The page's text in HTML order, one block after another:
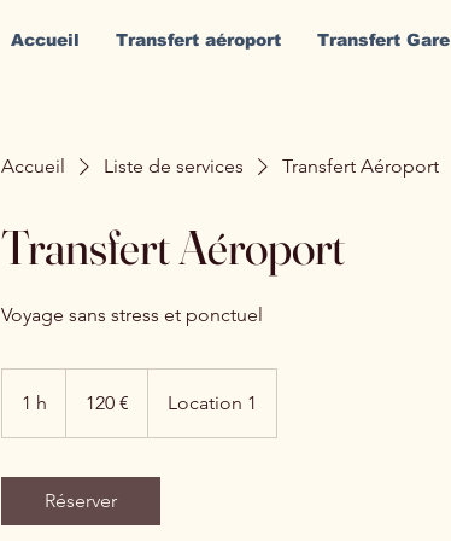
Accueil Transfert aéroport Transfert Gare
Accueil Liste de services Transfert Aéroport
Transfert Aéroport
Voyage sans stress et ponctuel
1 h 120 € Location 1
Réserver